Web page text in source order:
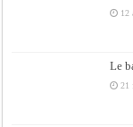
12
Le
21